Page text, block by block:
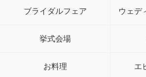
ブライダルフェア ウェデ
挙式会場
お料理 エ